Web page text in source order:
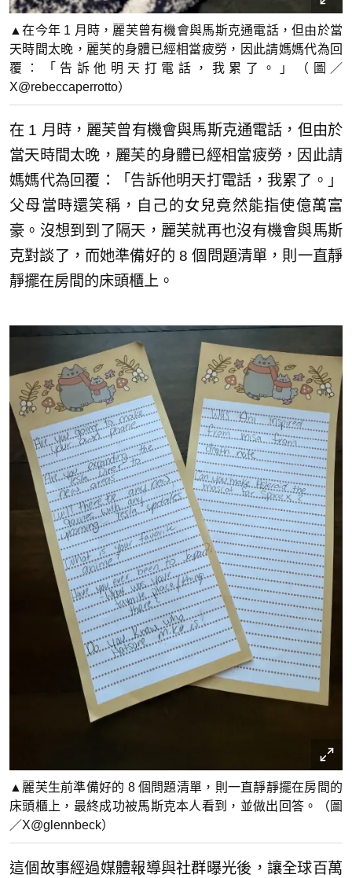
▲在今年 1 月時，麗芙曾有機會與馬斯克通電話，但由於當
天時間太晚，麗芙的身體已經相當疲勞，因此請媽媽代為回
覆：「告訴他明天打電話，我累了。」（圖／
X@rebeccaperrotto）
在 1 月時，麗芙曾有機會與馬斯克通電話，但由於
當天時間太晚，麗芙的身體已經相當疲勞，因此請
媽媽代為回覆：「告訴他明天打電話，我累了。」
父母當時還笑稱，自己的女兒竟然能指使億萬富
豪。沒想到到了隔天，麗芙就再也沒有機會與馬斯
克對談了，而她準備好的 8 個問題清單，則一直靜
靜擺在房間的床頭櫃上。
▲麗芙生前準備好的 8 個問題清單，則一直靜靜擺在房間的
床頭櫃上，最終成功被馬斯克本人看到，並做出回答。（圖
／X@glennbeck）
這個故事經過媒體報導與社群曝光後，讓全球百萬